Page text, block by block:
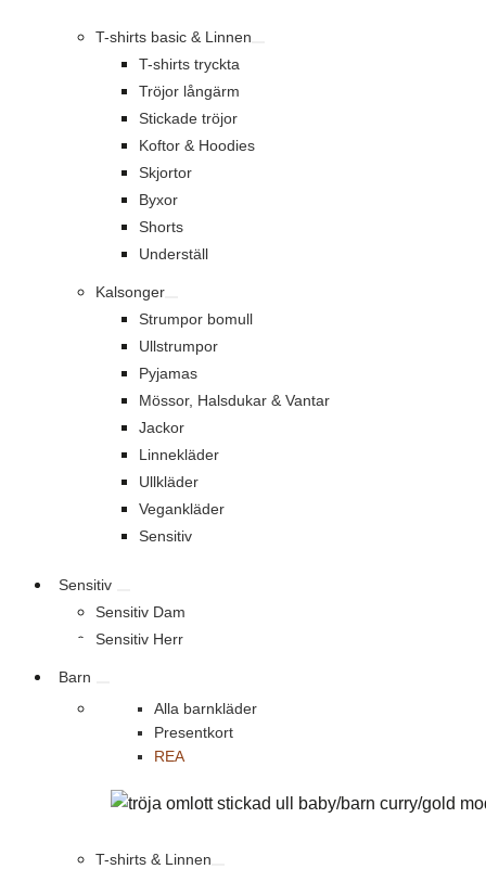
T-shirts basic & Linnen
T-shirts tryckta
Tröjor långärm
Stickade tröjor
Koftor & Hoodies
Skjortor
Byxor
Shorts
Underställ
Kalsonger
Strumpor bomull
Ullstrumpor
Pyjamas
Mössor, Halsdukar & Vantar
Jackor
Linnekläder
Ullkläder
Vegankläder
Sensitiv
Sensitiv
Sensitiv Dam
Sensitiv Herr
Barn
Alla barnkläder
Presentkort
REA
T-shirts & Linnen